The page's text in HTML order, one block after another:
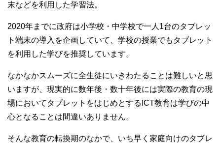
末などを利用した学習法。
2020年までに政府は小学校・中学校で一人1台のタブレッ
ト端末の導入を企画していて、学校の授業でもタブレット
を利用した学びを推奨しています。
なかなかスムーズに全生徒にいきわたることは難しいと思
いますが、現実的に数年後・数十年後には実際の教育の現
場においてタブレットをはじめとするICT教育は学びの中
心となることは間違いありません。
そんな教育の転換期のなかで、いち早く家庭向けのタブレ